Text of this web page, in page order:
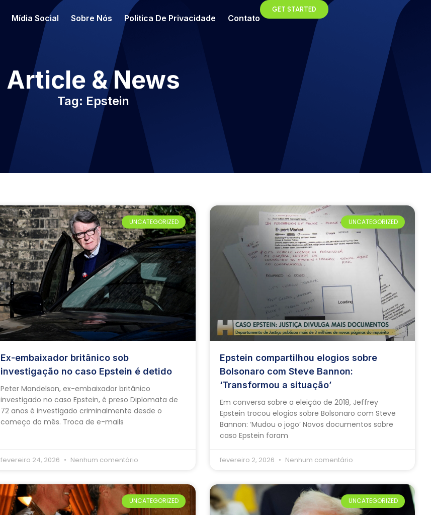
Mídia Social Sobre Nós Politica De Privacidade Contato
GET STARTED
Article & News
Tag: Epstein
UNCATEGORIZED
Ex-embaixador britânico sob
investigação no caso Epstein é detido
Peter Mandelson, ex-embaixador britânico
investigado no caso Epstein, é preso Diplomata de
72 anos é investigado criminalmente desde o
começo do mês. Troca de e-mails
fevereiro 24, 2026 Nenhum comentário
UNCATEGORIZED
Epstein compartilhou elogios sobre
Bolsonaro com Steve Bannon:
‘Transformou a situação’
Em conversa sobre a eleição de 2018, Jeffrey
Epstein trocou elogios sobre Bolsonaro com Steve
Bannon: ‘Mudou o jogo’ Novos documentos sobre
caso Epstein foram
fevereiro 2, 2026 Nenhum comentário
UNCATEGORIZED UNCATEGORIZED